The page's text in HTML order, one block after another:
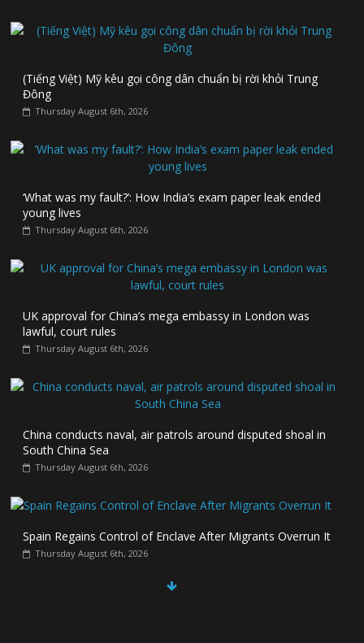
(Tiếng Việt) Mỹ kêu gọi công dân chuẩn bị rời khỏi Trung
Đông
Thursday August 6th, 2026
‘What was my fault?’: How India’s exam paper leak ended
young lives
Thursday August 6th, 2026
UK approval for China’s mega embassy in London was
lawful, court rules
Thursday August 6th, 2026
China conducts naval, air patrols around disputed shoal in
South China Sea
Thursday August 6th, 2026
Spain Regains Control of Enclave After Migrants Overrun It
Thursday August 6th, 2026